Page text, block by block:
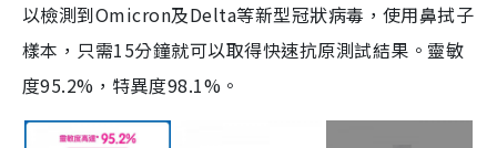
以檢測到Omicron及Delta等新型冠狀病毒，使用鼻拭子
樣本，只需15分鐘就可以取得快速抗原測試結果。靈敏
度95.2%，特異度98.1%。